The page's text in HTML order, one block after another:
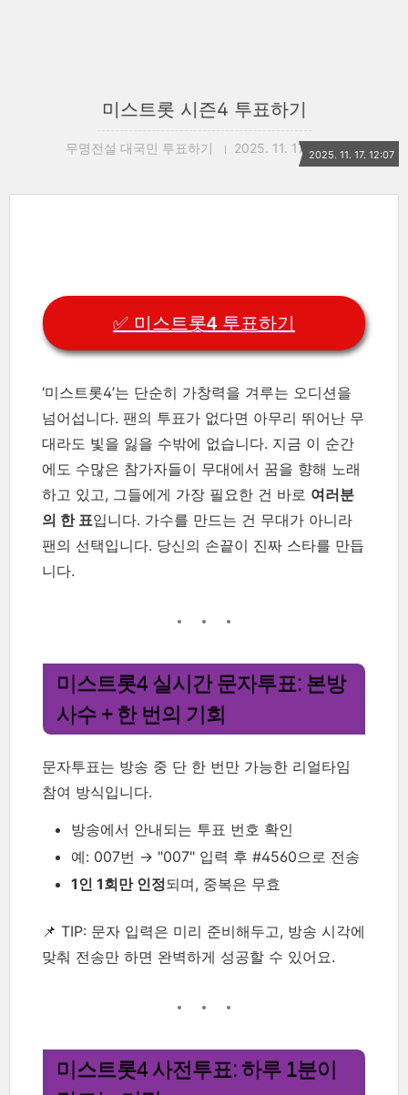
미스트롯 시즌4 투표하기
무명전설 대국민 투표하기 2025. 11. 17. 12:072025. 11. 17. 12:07
✅ 미스트롯4 투표하기
‘미스트롯4’는 단순히 가창력을 겨루는 오디션을
넘어섭니다. 팬의 투표가 없다면 아무리 뛰어난 무
대라도 빛을 잃을 수밖에 없습니다. 지금 이 순간
에도 수많은 참가자들이 무대에서 꿈을 향해 노래
하고 있고, 그들에게 가장 필요한 건 바로 여러분
의 한 표입니다. 가수를 만드는 건 무대가 아니라
팬의 선택입니다. 당신의 손끝이 진짜 스타를 만듭
니다.
미스트롯4 실시간 문자투표: 본방
사수 + 한 번의 기회
문자투표는 방송 중 단 한 번만 가능한 리얼타임
참여 방식입니다.
방송에서 안내되는 투표 번호 확인
예: 007번 → "007" 입력 후 #4560으로 전송
1인 1회만 인정되며, 중복은 무효
📌 TIP: 문자 입력은 미리 준비해두고, 방송 시각에
맞춰 전송만 하면 완벽하게 성공할 수 있어요.
미스트롯4 사전투표: 하루 1분이